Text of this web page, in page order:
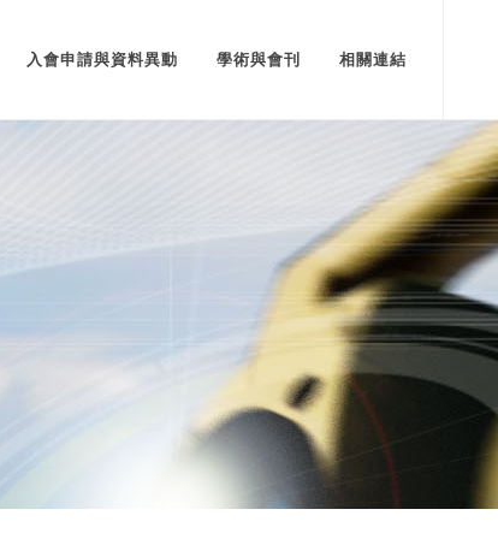
入會申請與資料異動 學術與會刊 相關連結